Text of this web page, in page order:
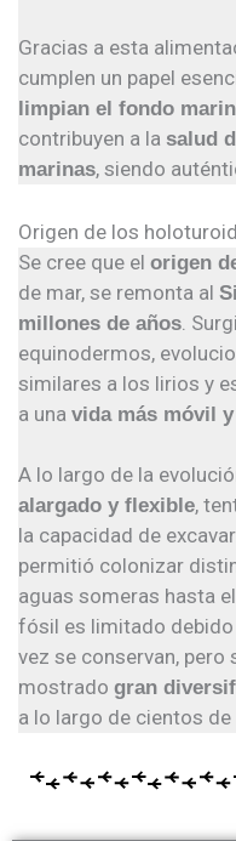
Gracias a esta
cumplen un papel
limpian el fondo
contribuyen a la salud
marinas, siendo
Origen de los
Se cree que el origen
de mar, se remonta al
millones de años .
equinodermos,
similares a los lirios y
a una vida más móvil
A lo largo de la
alargado y flexible,
la capacidad de
permitió colonizar
aguas someras hasta el
fósil es limitado debido
vez se conservan, pero
mostrado gran
a lo largo de cientos de